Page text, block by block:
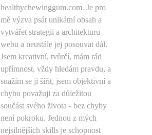
healthychewinggum.com. Je pro
mě výzva psát unikátní obsah a
vytvářet strategii a architekturu
webu a neustále jej posouvat dál.
Jsem kreativní, tvůrčí, mám rád
upřímnost, vždy hledám pravdu, a
snažím se jí šířit, jsem objektivní a
chybu považuji za důležitou
součást svého života - bez chyby
není pokroku. Jednou z mých
nejsilnějších skills je schopnost